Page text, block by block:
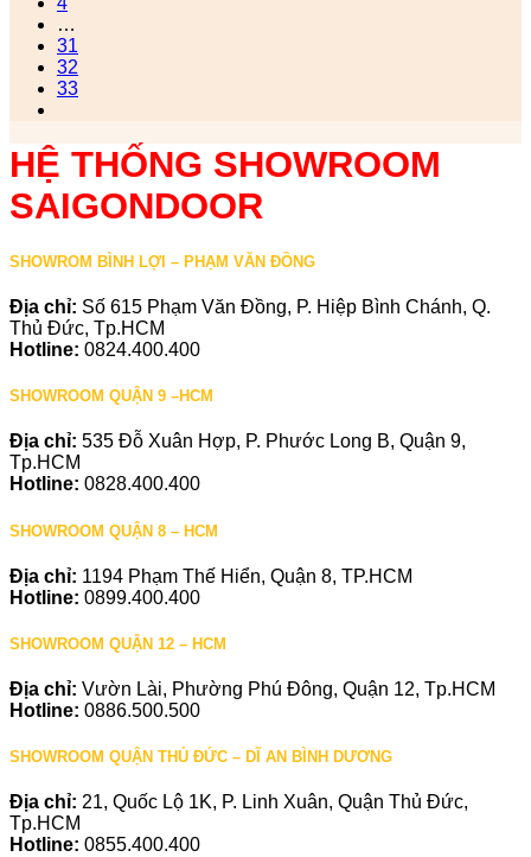
…
31
32
33
HỆ THỐNG SHOWROOM
SAIGONDOOR
SHOWROM BÌNH LỢI – PHẠM VĂN ĐỒNG
Địa chỉ: Số 615 Phạm Văn Đồng, P. Hiệp Bình Chánh, Q.
Thủ Đức, Tp.HCM
Hotline: 0824.400.400
SHOWROOM QUẬN 9 –HCM
Địa chỉ: 535 Đỗ Xuân Hợp, P. Phước Long B, Quận 9,
Tp.HCM
Hotline: 0828.400.400
SHOWROOM QUẬN 8 – HCM
Địa chỉ: 1194 Phạm Thế Hiển, Quận 8, TP.HCM
Hotline: 0899.400.400
SHOWROOM QUẬN 12 – HCM
Địa chỉ: Vườn Lài, Phường Phú Đông, Quận 12, Tp.HCM
Hotline: 0886.500.500
SHOWROOM QUẬN THỦ ĐỨC – DĨ AN BÌNH DƯƠNG
Địa chỉ: 21, Quốc Lộ 1K, P. Linh Xuân, Quận Thủ Đức,
Tp.HCM
Hotline: 0855.400.400